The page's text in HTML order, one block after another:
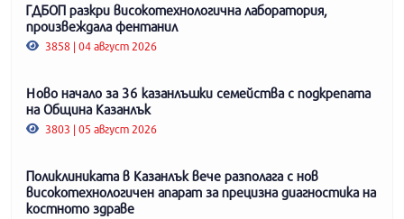
ГДБОП разкри високотехнологична лаборатория,
произвеждала фентанил
3858 | 04 август 2026
Ново начало за 36 казанлъшки семейства с подкрепата
на Община Казанлък
3803 | 05 август 2026
Поликлиниката в Казанлък вече разполага с нов
високотехнологичен апарат за прецизна диагностика на
костното здраве